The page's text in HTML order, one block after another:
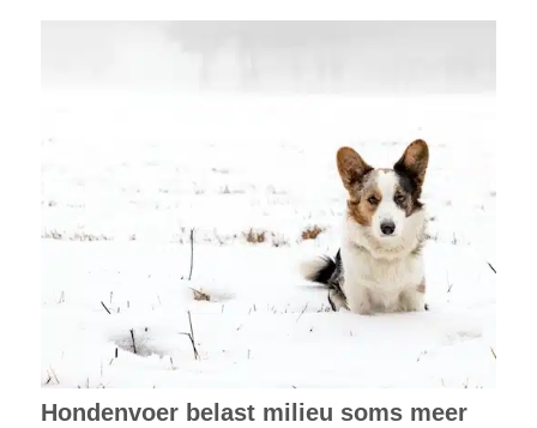
Hondenvoer belast milieu soms meer